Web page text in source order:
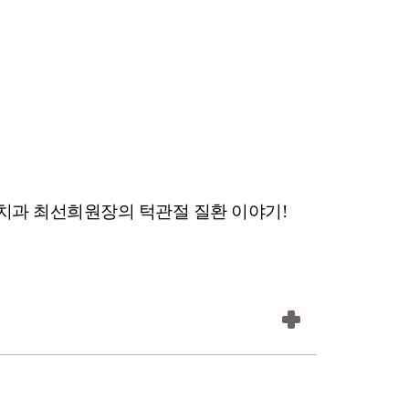
과 최선희원장의 턱관절 질환 이야기!